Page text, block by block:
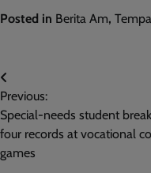
Posted in Berita Am,
Post
navigation
Previous:
Special-needs student
four records at vocational
games